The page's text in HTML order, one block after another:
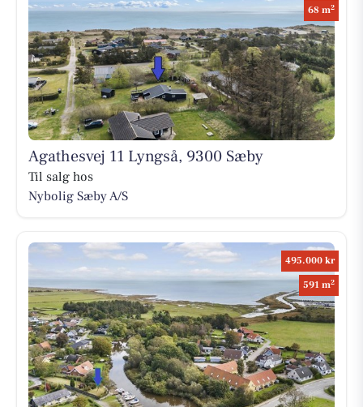
68 m2
Agathesvej 11 Lyngså, 9300 Sæby
Til salg hos
Nybolig Sæby A/S
495.000 kr
591 m2